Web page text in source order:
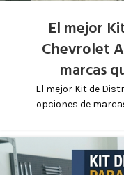
El mejor
Chevrolet
marcas
El mejor Kit de
opciones de